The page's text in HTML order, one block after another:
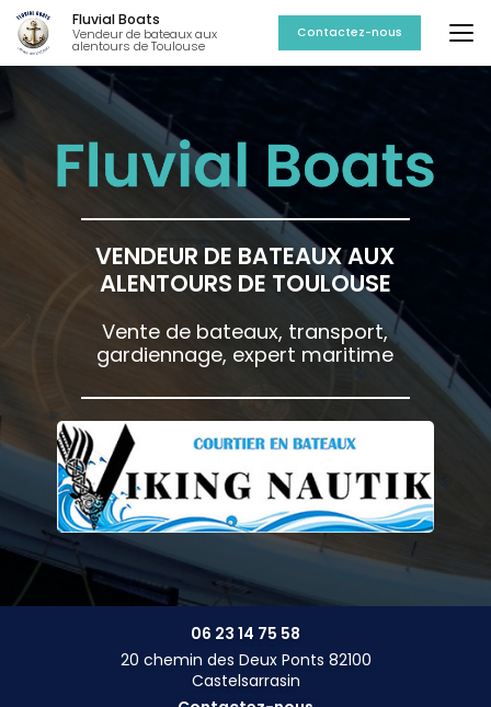
Aller
au
contenu
principal
Fluvial Boats
Vendeur de bateaux aux
alentours de Toulouse
Contactez-nous
VENDEUR DE BATEAUX AUX
ALENTOURS DE TOULOUSE
Vente de bateaux, transport,
gardiennage, expert maritime
06 23 14 75 58
20 chemin des Deux Ponts 82100
Castelsarrasin